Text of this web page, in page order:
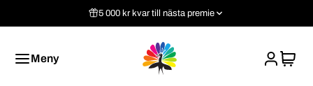
5 000 kr kvar till nästa premie
Meny